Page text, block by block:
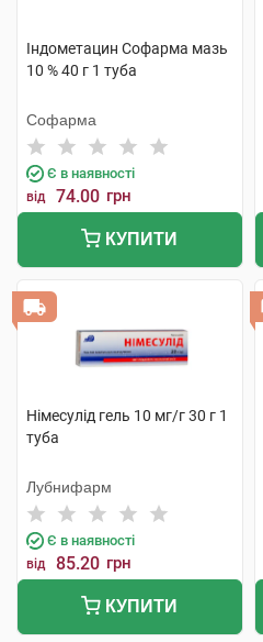
Індометацин Софарма мазь
10 % 40 г 1 туба
Софарма
Є в наявності
від 74.00 грн
КУПИТИ
Німесулід гель 10 мг/г 30 г 1
туба
Лубнифарм
Є в наявності
від 85.20 грн
КУПИТИ